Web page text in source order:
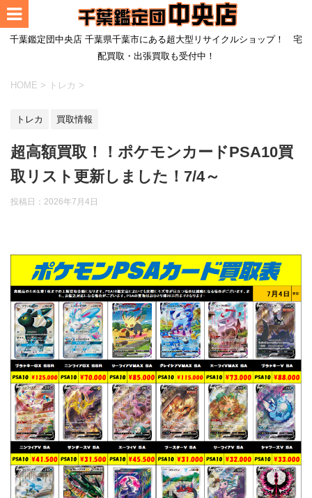
千葉鑑定団中央店 千葉県千葉市にある超大型リサイクルショップ！ 宅
配買取・出張買取も受付中！
HOME > トレカ >
トレカ 買取情報
超高額買取！！ポケモンカードPSA10買
取リスト更新しました！7/4～
投稿日： 2026年7月4日